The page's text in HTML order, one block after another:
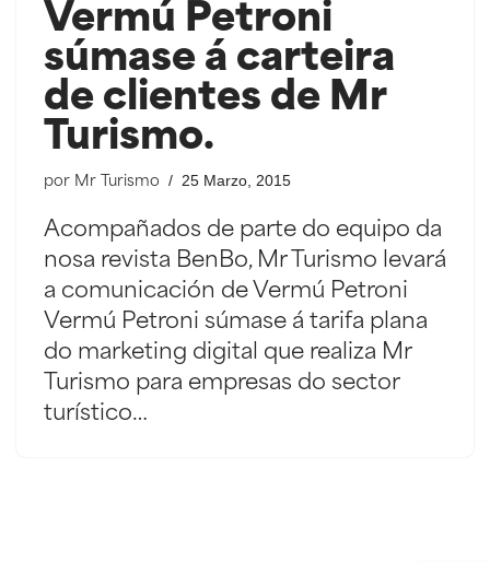
Vermú Petroni
súmase á carteira
de clientes de Mr
Turismo.
por Mr Turismo 25 Marzo, 2015
Acompañados de parte do equipo da
nosa revista BenBo, Mr Turismo levará
a comunicación de Vermú Petroni
Vermú Petroni súmase á tarifa plana
do marketing digital que realiza Mr
Turismo para empresas do sector
turístico…